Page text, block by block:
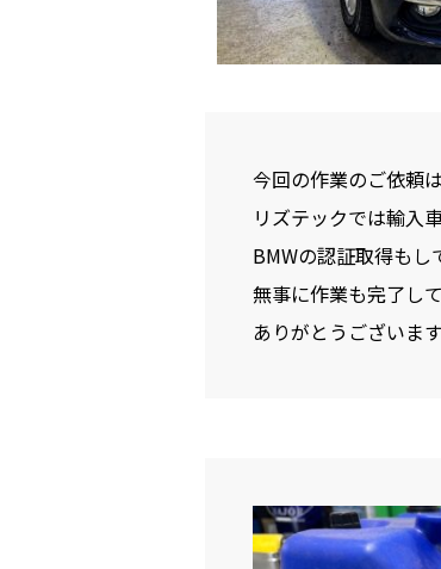
今回の作業のご依頼
リズテックでは輸入
BMWの認証取得もし
無事に作業も完了し
ありがとうございま